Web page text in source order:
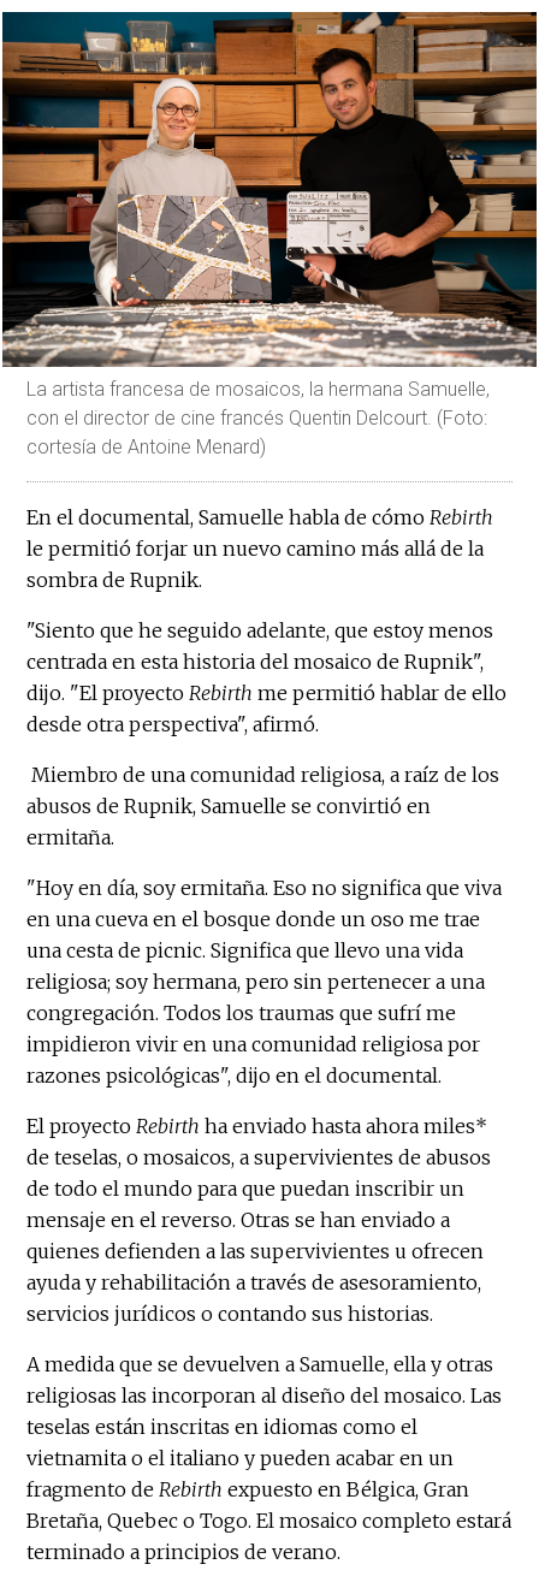
La artista francesa de mosaicos, la hermana Samuelle,
con el director de cine francés Quentin Delcourt. (Foto:
cortesía de Antoine Menard)
En el documental, Samuelle habla de cómoRebirth
le permitió forjar un nuevo camino más allá de la
sombra de Rupnik.
"Siento que he seguido adelante, que estoy menos
centrada en esta historia del mosaico de Rupnik",
dijo. "El proyectoRebirth me permitió hablar de ello
desde otra perspectiva", afirmó.
Miembro de una comunidad religiosa, a raíz de los
abusos de Rupnik, Samuelle se convirtió en
ermitaña.
"Hoy en día, soy ermitaña. Eso no significa que viva
en una cueva en el bosque donde un oso me trae
una cesta de picnic. Significa que llevo una vida
religiosa; soy hermana, pero sin pertenecer a una
congregación. Todos los traumas que sufrí me
impidieron vivir en una comunidad religiosa por
razones psicológicas", dijo en el documental.
El proyectoRebirth ha enviado hasta ahora miles*
de teselas, o mosaicos, a supervivientes de abusos
de todo el mundo para que puedan inscribir un
mensaje en el reverso. Otras se han enviado a
quienes defienden a las supervivientes u ofrecen
ayuda y rehabilitación a través de asesoramiento,
servicios jurídicos o contando sus historias.
A medida que se devuelven a Samuelle, ella y otras
religiosas las incorporan al diseño del mosaico. Las
teselas están inscritas en idiomas como el
vietnamita o el italiano y pueden acabar en un
fragmento deRebirth expuesto en Bélgica, Gran
Bretaña, Quebec o Togo. El mosaico completo estará
terminado a principios de verano.